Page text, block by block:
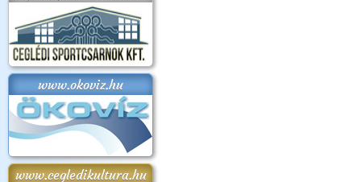
www.okoviz.hu
www.cegledikultura.hu